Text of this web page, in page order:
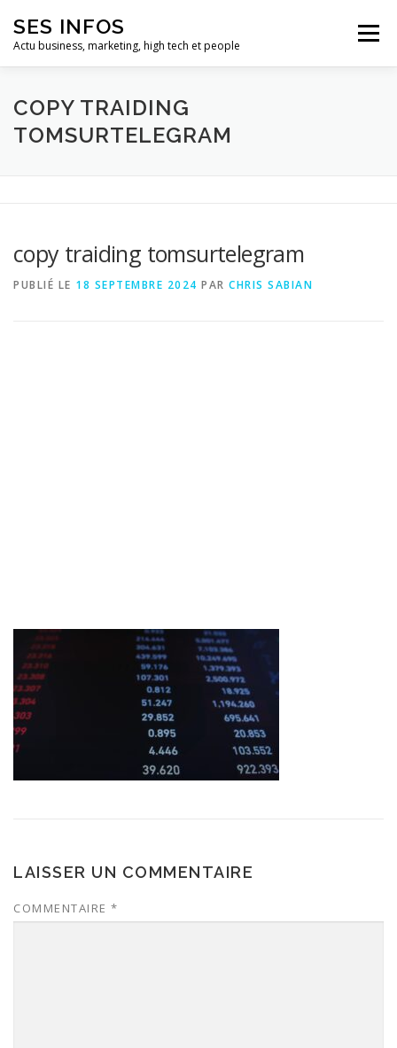
contenu
SES INFOS
Actu business, marketing, high tech et people
Menu
BUSINESS MARKETING
COPY TRAIDING
TOMSURTELEGRAM
copy traiding tomsurtelegram
PUBLIÉ LE 18 SEPTEMBRE 2024 PAR CHRIS SABIAN
LAISSER UN COMMENTAIRE
COMMENTAIRE *